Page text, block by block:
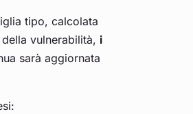
tipo, calcolata
vulnerabilità, i
sarà aggiornata